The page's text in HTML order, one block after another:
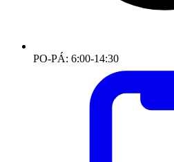
PO-PÁ: 6:00-14:30